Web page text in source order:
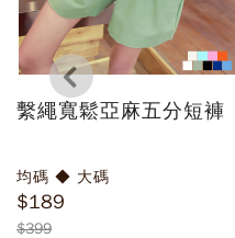
繫繩寬鬆亞麻五分短褲
均碼 ◆ 大碼
$189
$399